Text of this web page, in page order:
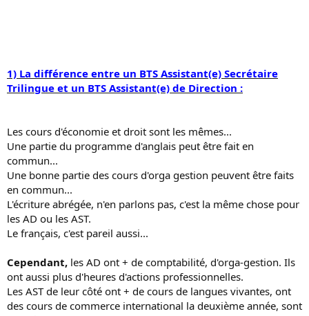
1) La différence entre un BTS Assistant(e) Secrétaire
Trilingue et un BTS Assistant(e) de Direction :
Les cours d'économie et droit sont les mêmes...
Une partie du programme d'anglais peut être fait en
commun...
Une bonne partie des cours d'orga gestion peuvent être faits
en commun...
L'écriture abrégée, n'en parlons pas, c'est la même chose pour
les AD ou les AST.
Le français, c'est pareil aussi...
Cependant, les AD ont + de comptabilité, d'orga-gestion. Ils
ont aussi plus d'heures d'actions professionnelles.
Les AST de leur côté ont + de cours de langues vivantes, ont
des cours de commerce international la deuxième année, sont